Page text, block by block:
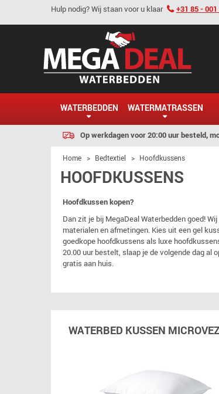
Hulp nodig? Wij staan voor u klaar +31 85 -
WATERBEDDEN WATERMATRASSEN
Op werkdagen voor 20:00 uur besteld,
Home > Bedtextiel > Hoofdkussens
HOOFDKUSSENS
Hoofdkussen kopen?
Dan zit je bij MegaDeal Waterbedden goed!
materialen en afmetingen. Kies uit een gel
goedkope hoofdkussens als luxe
20.00 uur bestelt, slaap je de volgende dag al
gratis aan huis.
WATERBED KUSSEN